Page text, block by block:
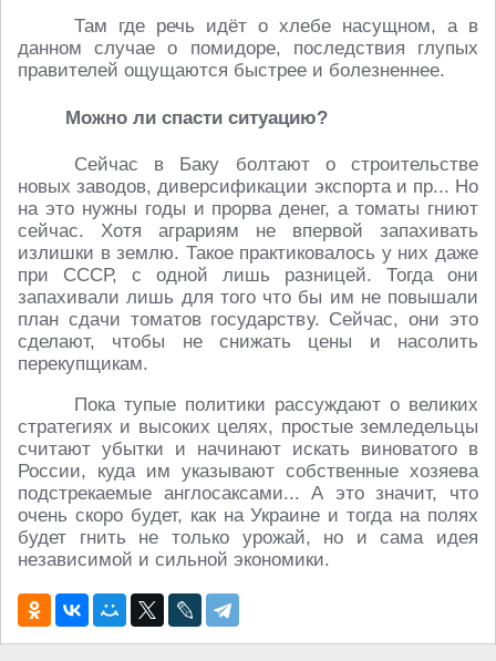
Там где речь идёт о хлебе насущном, а в
данном случае о помидоре, последствия глупых
правителей ощущаются быстрее и болезненнее.
Можно ли спасти ситуацию?
Сейчас в Баку болтают о строительстве
новых заводов, диверсификации экспорта и пр... Но
на это нужны годы и прорва денег, а томаты гниют
сейчас. Хотя аграриям не впервой запахивать
излишки в землю. Такое практиковалось у них даже
при СССР, с одной лишь разницей. Тогда они
запахивали лишь для того что бы им не повышали
план сдачи томатов государству. Сейчас, они это
сделают, чтобы не снижать цены и насолить
перекупщикам.
Пока тупые политики рассуждают о великих
стратегиях и высоких целях, простые земледельцы
считают убытки и начинают искать виноватого в
России, куда им указывают собственные хозяева
подстрекаемые англосаксами... А это значит, что
очень скоро будет, как на Украине и тогда на полях
будет гнить не только урожай, но и сама идея
независимой и сильной экономики.